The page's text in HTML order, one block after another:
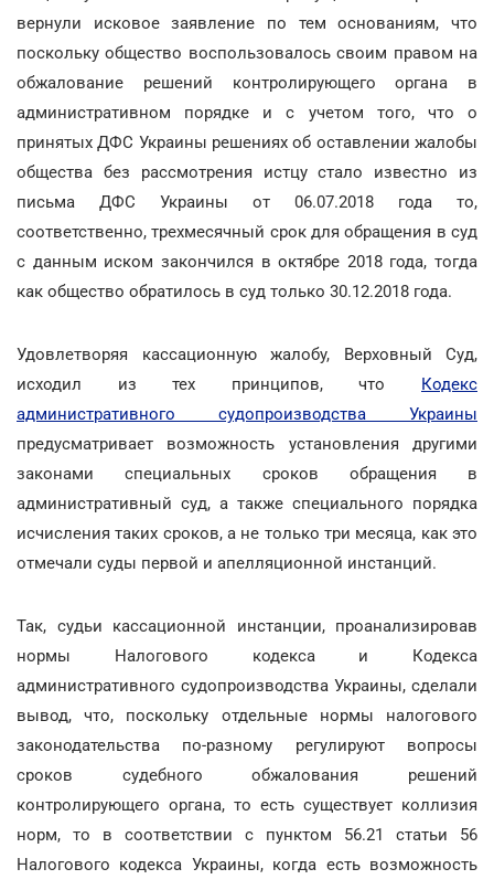
вернули исковое заявление по тем основаниям, что
поскольку общество воспользовалось своим правом на
обжалование решений контролирующего органа в
административном порядке и с учетом того, что о
принятых ДФС Украины решениях об оставлении жалобы
общества без рассмотрения истцу стало известно из
письма ДФС Украины от 06.07.2018 года то,
соответственно, трехмесячный срок для обращения в суд
с данным иском закончился в октябре 2018 года, тогда
как общество обратилось в суд только 30.12.2018 года.
Удовлетворяя кассационную жалобу, Верховный Суд,
исходил из тех принципов, что Кодекс
административного судопроизводства Украины
предусматривает возможность установления другими
законами специальных сроков обращения в
административный суд, а также специального порядка
исчисления таких сроков, а не только три месяца, как это
отмечали суды первой и апелляционной инстанций.
Так, судьи кассационной инстанции, проанализировав
нормы Налогового кодекса и Кодекса
административного судопроизводства Украины, сделали
вывод, что, поскольку отдельные нормы налогового
законодательства по-разному регулируют вопросы
сроков судебного обжалования решений
контролирующего органа, то есть существует коллизия
норм, то в соответствии с пунктом 56.21 статьи 56
Налогового кодекса Украины, когда есть возможность